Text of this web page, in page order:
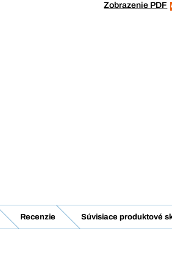
Zobrazenie PDF
Recenzie Súvisiace produktové